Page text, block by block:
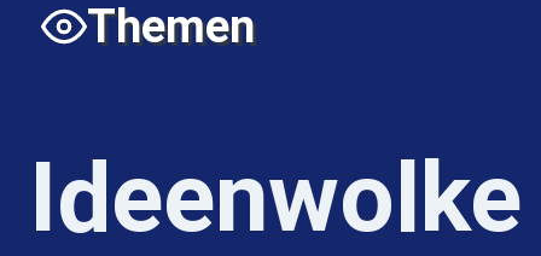
Themen
Ideenwolke